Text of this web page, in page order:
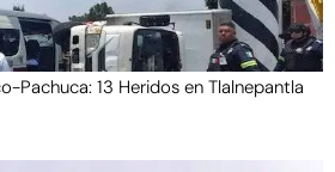
Pachuca: 13 Heridos en Tlalnepantla